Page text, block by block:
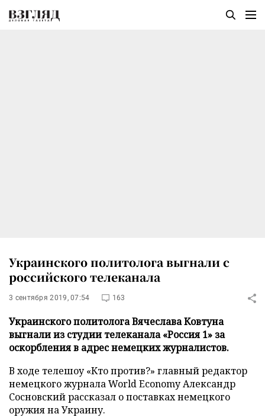
Украинского политолога выгнали с
российского телеканала
3 сентября 2019, 07:54 163
Украинского политолога Вячеслава Ковтуна
выгнали из студии телеканала «Россия 1» за
оскорбления в адрес немецких журналистов.
В ходе телешоу «Кто против?» главный редактор
немецкого журнала World Economy Александр
Сосновский рассказал о поставках немецкого
оружия на Украину.